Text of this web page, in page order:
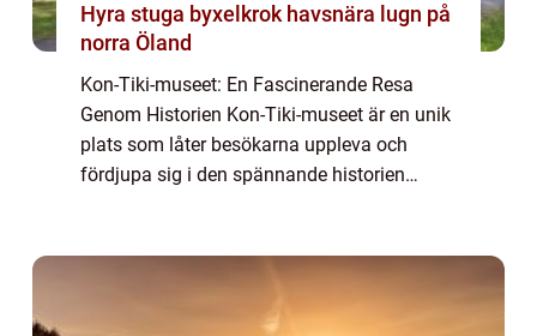
Hyra stuga byxelkrok havsnära lugn på
norra Öland
Kon-Tiki-museet: En Fascinerande Resa
Genom Historien Kon-Tiki-museet är en unik
plats som låter besökarna uppleva och
fördjupa sig i den spännande historien